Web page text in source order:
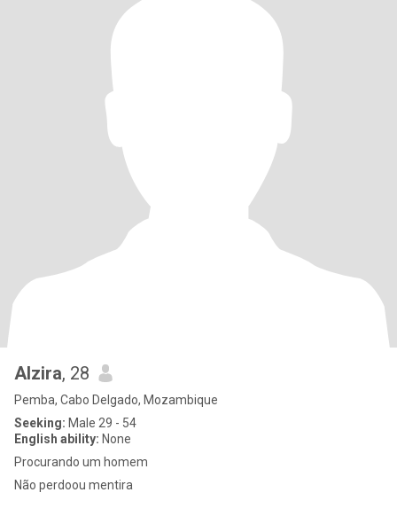
Alzira, 28
Pemba, Cabo Delgado, Mozambique
Seeking: Male 29 - 54
English ability: None
Procurando um homem
Não perdoou mentira